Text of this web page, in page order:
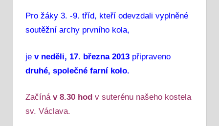
Pro žáky 3. -9. tříd, kteří odevzdali vyplněné
soutěžní archy prvního kola,
je v neděli, 17. března 2013 připraveno
druhé, společné farní kolo.
Začíná v 8.30 hod v suterénu našeho kostela
sv. Václava.